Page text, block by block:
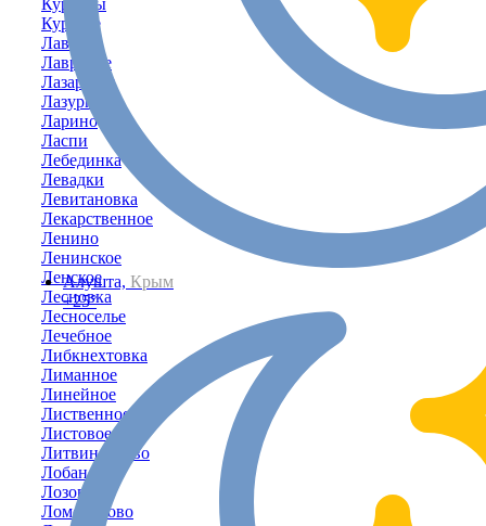
Алушта, Крым
+25°
Курское
Лаванда
Лавровое
Лазаревка
Лазурное
Ларино
Ласпи
Лебединка
Левадки
Левитановка
Лекарственное
Ленино
Ленинское
Ленское
Лесновка
Лесноселье
Лечебное
Либкнехтовка
Лиманное
Линейное
Лиственное
Листовое
Литвиненково
Лобаново
Лозовое
Ломоносово